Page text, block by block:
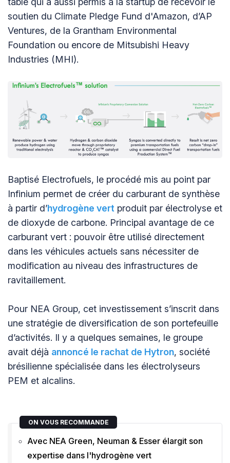
soutien du Climate Pledge Fund d'Amazon, d’AP
Ventures, de la Grantham Environmental
Foundation ou encore de Mitsubishi Heavy
Industries (MHI).
Baptisé Electrofuels, le procédé mis au point par
Infinium permet de créer du carburant de synthèse
à partir d’hydrogène vert produit par électrolyse et
de dioxyde de carbone. Principal avantage de ce
carburant vert : pouvoir être utilisé directement
dans les véhicules actuels sans nécessiter de
modification au niveau des infrastructures de
ravitaillement.
Pour NEA Group, cet investissement s’inscrit dans
une stratégie de diversification de son portefeuille
d’activités. Il y a quelques semaines, le groupe
avait déjà annoncé le rachat de Hytron, société
brésilienne spécialisée dans les électrolyseurs
PEM et alcalins.
ON VOUS RECOMMANDE
Avec NEA Green, Neuman & Esser élargit son
expertise dans l'hydrogène vert